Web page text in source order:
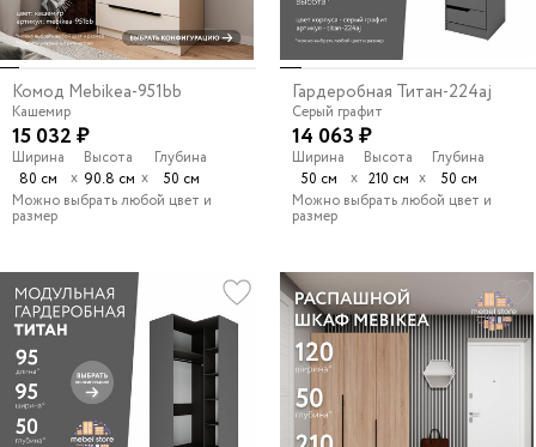
Комод Mebikea-951bb
Кашемир
15 032 ₽
Ширина
80 см
х
Высота
90.8 см х
Глубина
50 см
Можно выбрать любой цвет и
размер
Гардеробная Титан-224aj
Серый графит
14 063 ₽
Ширина
50 см
х
Высота
210 см х
Глубина
50 см
Можно выбрать любой цвет и
размер